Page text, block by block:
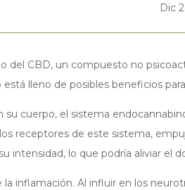
Dic
del CBD, un compuesto no
lleno de posibles beneficios
cuerpo, el sistema
receptores de este sistema,
intensidad, lo que podría aliviar el
la inflamación. Al influir en los